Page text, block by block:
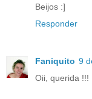
Beijos :]
Responder
Faniquito 9
Oii, querida !!!